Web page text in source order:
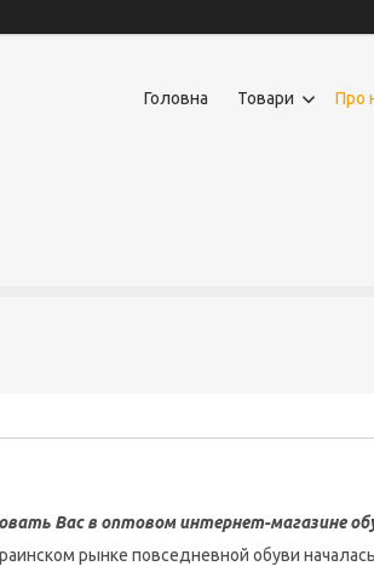
Головна Товари Про
в оптовом интернет-магазине
рынке повседневной обуви